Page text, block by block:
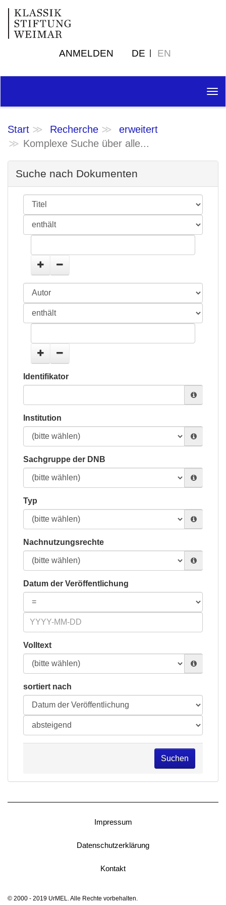
ANMELDEN DE EN
Start Recherche
erweitert
Komplexe Suche über alle...
Suche nach Dokumenten
Identifikator
Institution
Sachgruppe der DNB
Typ
Nachnutzungsrechte
Datum der Veröffentlichung
Volltext
sortiert nach
Suchen
Impressum
Datenschutzerklärung
Kontakt
© 2000 - 2019 UrMEL. Alle Rechte vorbehalten.